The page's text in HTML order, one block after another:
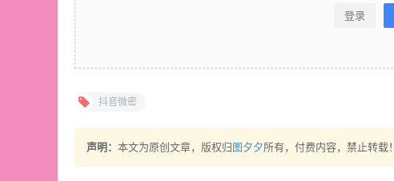
登录
抖音微密
声明： 本文为原创文章，版权归 图夕夕所有，付费内容，禁止转载！